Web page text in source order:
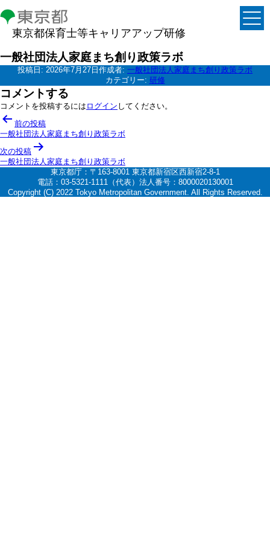
東京都保育士等キャリアアップ研修
一般社団法人家庭まち創り政策ラボ
投稿日: 2026年7月27日 作成者: 一般社団法人家庭まち創り政策ラボ
カテゴリー: 研修
コメントする
コメントを投稿するには ログイン してください。
投
稿
ナ
ビ
ー
前の投稿
一般社団法人家庭まち創り政策ラボ
次の投稿
一般社団法人家庭まち創り政策ラボ
東京都庁：〒163-8001 東京都新宿区西新宿2-8-1
電話：03-5321-1111（代表）法人番号：8000020130001
Copyright (C) 2022 Tokyo Metropolitan Government. All Rights Reserved.